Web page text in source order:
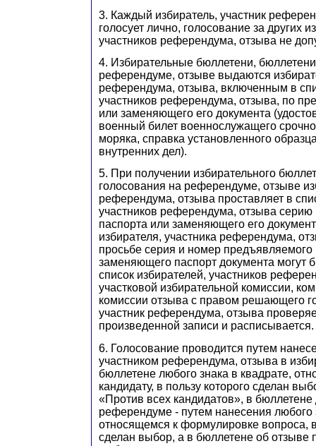
3. Каждый избиратель, участник
голосует лично, голосование за других
участников референдума, отзыва не
4. Избирательные бюллетени,
референдуме, отзыве выдаются
референдума, отзыва, включенным в
участников референдума, отзыва, по
или заменяющего его документа
военный билет военнослужащего
моряка, справка установленного
внутренних дел).
5. При получении избирательного
голосования на референдуме, отзыве
референдума, отзыва проставляет в
участников референдума, отзыва серию
паспорта или заменяющего его
избирателя, участника референдума,
просьбе серия и номер
заменяющего паспорт документа могут
список избирателей, участников
участковой избирательной комиссии,
комиссии отзыва с правом решающего
участник референдума, отзыва
произведенной записи и расписывается.
6. Голосование проводится путем
участником референдума, отзыва в
бюллетене любого знака в квадрате,
кандидату, в пользу которого сделан
«Против всех кандидатов», в
референдуме - путем нанесения любого
относящемся к формулировке вопроса,
сделан выбор, а в бюллетене об отзыве